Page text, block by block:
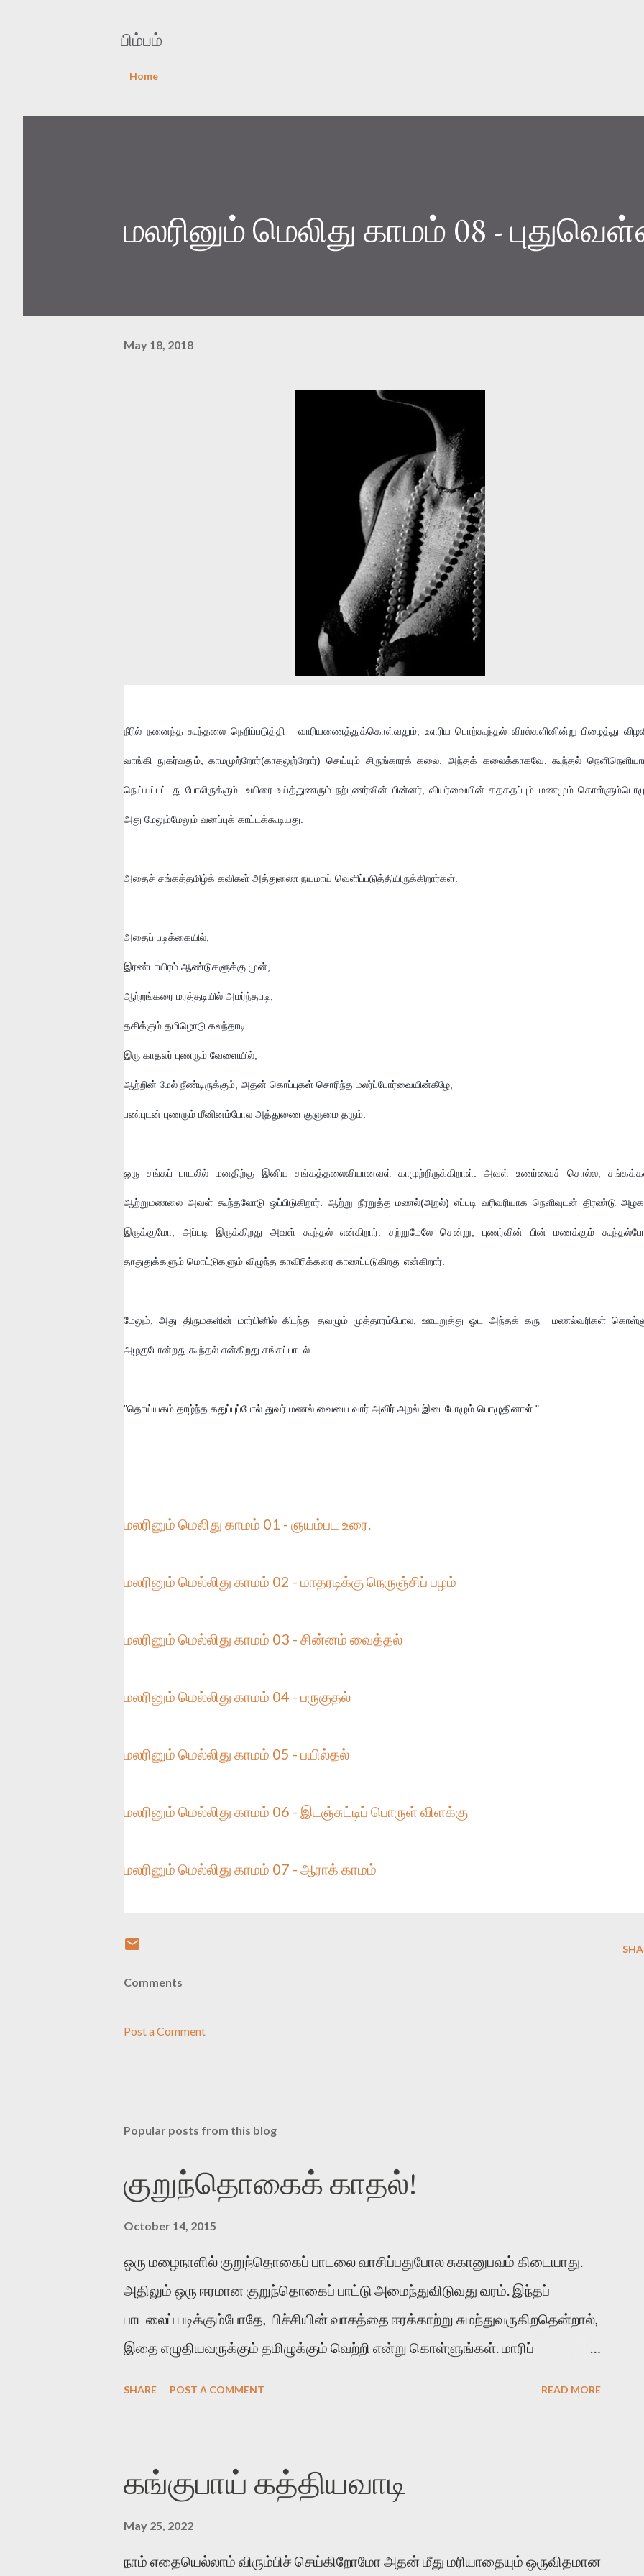
பிம்பம்
Home
மலரினும் மெலிது காமம் 08 -
May 18, 2018
நீரில் நனைந்த கூந்தலை நெறிப்படுத்தி   வாரியணைத்துக்கொள்வதும், உளரிய பொற்கூந்தல் விரல்களினின்று பிழைத்து
வாங்கி நுகர்வதும், காமமுற்றோர்(காதலுற்றோர்) செய்யும் சிருங்காரக் கலை. அந்தக் கலைக்காகவே, கூந்தல்
நெய்யப்பட்டது போலிருக்கும். உயிரை உய்த்துணரும் நற்புணர்வின் பின்னர், வியர்வையின் கதகதப்பும் மணமும்
அது மேலும்மேலும் வனப்புக் காட்டக்கூடியது.
அதைச் சங்கத்தமிழ்க் கவிகள் அத்துணை நயமாய் வெளிப்படுத்தியிருக்கிறார்கள்.
அதைப் படிக்கையில்,
இரண்டாயிரம் ஆண்டுகளுக்கு முன்,
ஆற்றங்கரை மரத்தடியில் அமர்ந்தபடி,
தகிக்கும் தமிழொடு கலந்தாடி
இரு காதலர் புணரும் வேளையில்,
ஆற்றின் மேல் நீண்டிருக்கும், அதன் கொப்புகள் சொரிந்த மலர்ப்போர்வையின்கீழே,
பண்புடன் புணரும் மீனினம்போல அத்துணை குளுமை தரும்.
ஒரு சங்கப் பாடலில் மனதிற்கு இனிய சங்கத்தலைவியானவள் காமுற்றிருக்கிறாள். அவள் உணர்வைச் சொல்ல,
ஆற்றுமணலை அவள் கூந்தலோடு ஒப்பிடுகிறார். ஆற்று நீரறுத்த மணல்(அறல்) எப்படி வரிவரியாக நெளிவுடன் திரண்டு
இருக்குமோ, அப்படி இருக்கிறது அவள் கூந்தல் என்கிறார். சற்றுமேலே சென்று, புணர்வின் பின் மணக்கும்
தாதுதுக்களும் மொட்டுகளும் விழுந்த காவிரிக்கரை காணப்படுகிறது என்கிறார்.
மேலும், அது திருமகளின் மார்பினில் கிடந்து தவழும் முத்தாரம்போல, ஊடறுத்து ஓட அந்தக் கரு  மணல்வரிகள்
அழகுபோன்றது கூந்தல் என்கிறது சங்கப்பாடல்.
"தொய்யகம் தாழ்ந்த கதுப்புப்போல் துவர் மணல் வையை வார் அவிர் அறல் இடைபோழும் பொழுதினாள்."
மலரினும் மெலிது காமம் 01 - ஞயம்பட உரை.
மலரினும் மெல்லிது காமம் 02 - மாதரடிக்கு நெருஞ்சிப் பழம்
மலரினும் மெல்லிது காமம் 03 - சின்னம் வைத்தல்
மலரினும் மெல்லிது காமம் 04 - பருகுதல்
மலரினும் மெல்லிது காமம் 05 - பயில்தல்
மலரினும் மெல்லிது காமம் 06 - இடஞ்சுட்டிப் பொருள் விளக்கு
மலரினும் மெல்லிது காமம் 07 - ஆராக் காமம்
Comments
Post a Comment
Popular posts from this blog
குறுந்தொகைக் காதல்!
October 14, 2015
ஒரு மழைநாளில் குறுந்தொகைப் பாடலை வாசிப்பதுபோல சுகானுபவம் கிடையாது.
அதிலும் ஒரு ஈரமான குறுந்தொகைப் பாட்டு அமைந்துவிடுவது வரம். இந்தப்
பாடலைப் படிக்கும்போதே, பிச்சியின் வாசத்தை ஈரக்காற்று சுமந்துவருகிறதென்றால்,
இதை எழுதியவருக்கும் தமிழுக்கும் வெற்றி என்று கொள்ளுங்கள். மாரிப்
பெய்கிற விடியற்காலைல திறந்துவிட்டதுபோல நன்மணமும் குளிர்ச்சியும் உடைய
மேனி கொண்டவள் அவள். அவளை எப்பிடி நான் பிரிஞ்சிருப்பேன் . அவளைப் பிரிந்தா
SHARE POST A COMMENT READ MORE
கங்குபாய் கத்தியவாடி
May 25, 2022
நாம் எதையெல்லாம் விரும்பிச் செய்கிறோமோ அதன் மீது மரியாதையும் ஒருவிதமான